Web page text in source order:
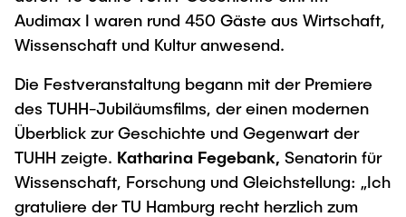
Best Practices Lehre
LearnING Center
Lehre im europäischen Verbund (ECIU)
WorkINGLab / Makerspace
Interdisziplinärer Workshop des FSP
„Biobasierte Prozesse und
Reaktortechnologien“
Forschung und Institute
Institute im Überblick
Audimax I waren rund 450 Gäste aus Wirtschaft,
Wissenschaft und Kultur anwesend.
Die Festveranstaltung begann mit der Premiere
des TUHH-Jubiläumsfilms, der einen modernen
Überblick zur Geschichte und Gegenwart der
TUHH zeigte. Katharina Fegebank, Senatorin für
Wissenschaft, Forschung und Gleichstellung: „Ich
gratuliere der TU Hamburg recht herzlich zum